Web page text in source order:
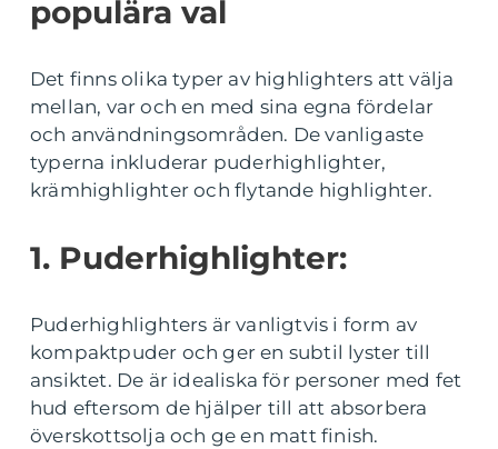
populära val
Det finns olika typer av highlighters att välja
mellan, var och en med sina egna fördelar
och användningsområden. De vanligaste
typerna inkluderar puderhighlighter,
krämhighlighter och flytande highlighter.
1. Puderhighlighter:
Puderhighlighters är vanligtvis i form av
kompaktpuder och ger en subtil lyster till
ansiktet. De är idealiska för personer med fet
hud eftersom de hjälper till att absorbera
överskottsolja och ge en matt finish.